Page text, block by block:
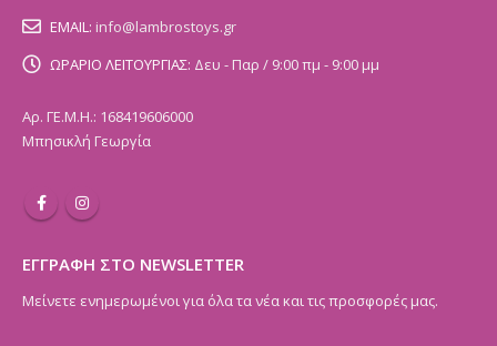
EMAIL: info@lambrostoys.gr
ΩΡΑΡΙΟ ΛΕΙΤΟΥΡΓΙΑΣ: Δευ - Παρ / 9:00 πμ - 9:00 μμ
Αρ. ΓΕ.Μ.Η.: 168419606000
Μπησικλή Γεωργία
ΕΓΓΡΑΦΗ ΣΤΟ NEWSLETTER
Μείνετε ενημερωμένοι για όλα τα νέα και τις προσφορές μας.